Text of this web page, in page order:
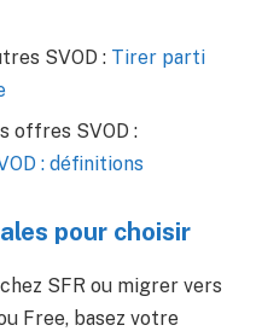
SVOD : Tirer parti
offres SVOD :
: définitions
pour choisir
SFR ou migrer vers
Free, basez votre